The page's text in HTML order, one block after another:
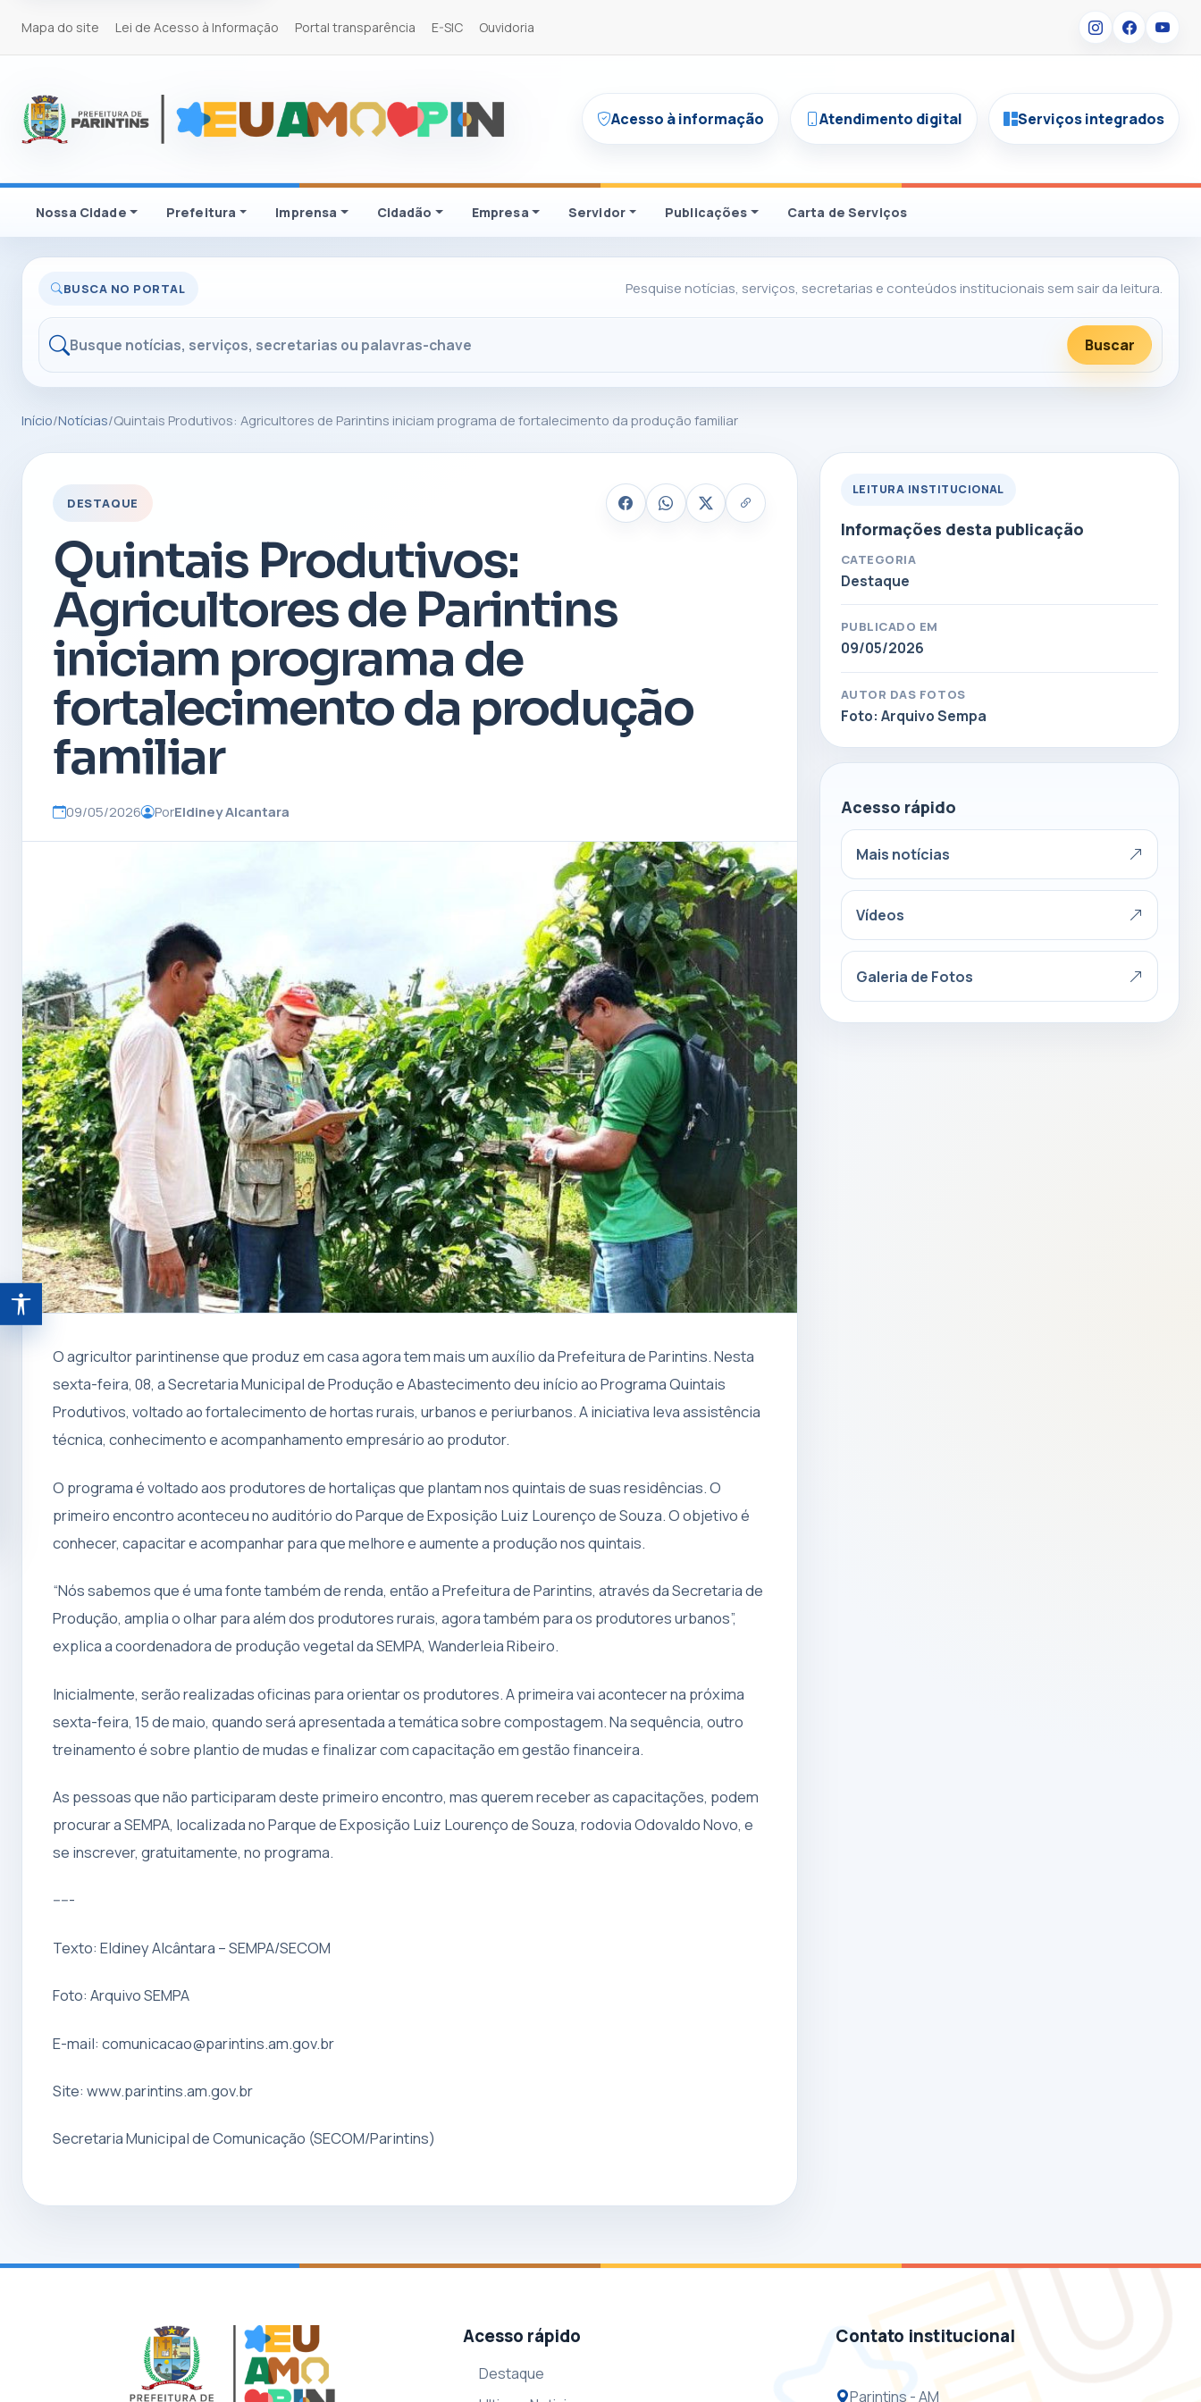
Mapa do site Lei de Acesso à Informação Portal transparência E-SIC Ouvidoria
Acesso à informação Atendimento digital Serviços integrados
Abrir ferramentas de acessibilidade
Nossa Cidade Prefeitura Imprensa Cidadão Empresa Servidor Publicações Carta de Serviços
BUSCA NO PORTAL Pesquise notícias, serviços, secretarias e conteúdos institucionais sem sair da leitura.
Buscar no portal Buscar
Início/Notícias/Quintais Produtivos: Agricultores de Parintins iniciam programa de fortalecimento da produção familiar
DESTAQUE
Quintais Produtivos:
Agricultores de Parintins
iniciam programa de
fortalecimento da produção
familiar
09/05/2026 PorEldiney Alcantara
O agricultor parintinense que produz em casa agora tem mais um auxílio da Prefeitura de Parintins. Nesta
sexta-feira, 08, a Secretaria Municipal de Produção e Abastecimento deu início ao Programa Quintais
Produtivos, voltado ao fortalecimento de hortas rurais, urbanos e periurbanos. A iniciativa leva assistência
técnica, conhecimento e acompanhamento empresário ao produtor.
O programa é voltado aos produtores de hortaliças que plantam nos quintais de suas residências. O
primeiro encontro aconteceu no auditório do Parque de Exposição Luiz Lourenço de Souza. O objetivo é
conhecer, capacitar e acompanhar para que melhore e aumente a produção nos quintais.
“Nós sabemos que é uma fonte também de renda, então a Prefeitura de Parintins, através da Secretaria de
Produção, amplia o olhar para além dos produtores rurais, agora também para os produtores urbanos”,
explica a coordenadora de produção vegetal da SEMPA, Wanderleia Ribeiro.
Inicialmente, serão realizadas oficinas para orientar os produtores. A primeira vai acontecer na próxima
sexta-feira, 15 de maio, quando será apresentada a temática sobre compostagem. Na sequência, outro
treinamento é sobre plantio de mudas e finalizar com capacitação em gestão financeira.
As pessoas que não participaram deste primeiro encontro, mas querem receber as capacitações, podem
procurar a SEMPA, localizada no Parque de Exposição Luiz Lourenço de Souza, rodovia Odovaldo Novo, e
se inscrever, gratuitamente, no programa.
-----
Texto: Eldiney Alcântara – SEMPA/SECOM
Foto: Arquivo SEMPA
E-mail:comunicacao@parintins.am.gov.br
Site: www.parintins.am.gov.br
Secretaria Municipal de Comunicação (SECOM/Parintins)
LEITURA INSTITUCIONAL
Informações desta publicação
CATEGORIA
Destaque
PUBLICADO EM
09/05/2026
AUTOR DAS FOTOS
Foto: Arquivo Sempa
Acesso rápido
Mais notícias
Vídeos
Galeria de Fotos
Acesso rápido
Destaque
Contato institucional
Parintins - AM